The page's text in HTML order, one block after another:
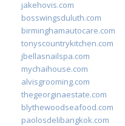
jakehovis.com
bosswingsduluth.com
birminghamautocare.com
tonyscountrykitchen.com
jbellasnailspa.com
mychaihouse.com
alvisgrooming.com
thegeorginaestate.com
blythewoodseafood.com
paolosdelibangkok.com